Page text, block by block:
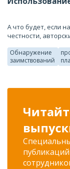
А что будет, если
честности,
Обнаружение
заимствований